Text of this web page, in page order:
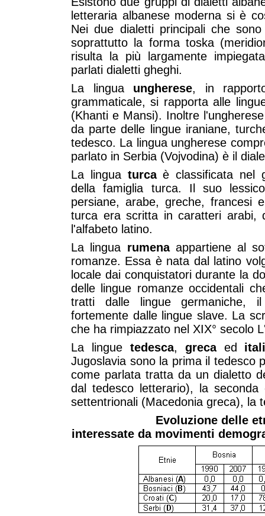
letteraria albanese moderna si è
Nei due dialetti principali che
soprattutto la forma toska
risulta la più largamente
parlati dialetti gheghi.
La lingua ungherese, in
grammaticale, si rapporta alle
(Khanti e Mansi). Inoltre
da parte delle lingue iraniane,
tedesco. La lingua ungherese
parlato in Serbia (Vojvodina) è il
La lingua turcaè classificata nel
della famiglia turca. Il suo
persiane, arabe, greche, francesi
turca era scritta in caratteri arabi,
l'alfabeto latino.
La lingua rumenaappartiene al
romanze. Essa è nata dal latino
locale dai conquistatori durante la
delle lingue romanze occidentali
tratti dalle lingue germaniche,
fortemente dalle lingue slave. La
che ha rimpiazzato nel XIX° secolo
La lingue tedesca, grecaed
Jugoslavia sono la prima il tedesco
come parlata tratta da un dialetto
dal tedesco letterario), la
settentrionali (Macedonia greca), la
Evoluzione delle
interessate da movimenti